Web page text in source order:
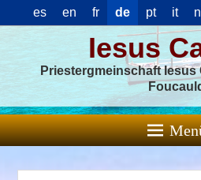
es en fr de pt it nl
Iesus
Priestergmeinschaft Iesus